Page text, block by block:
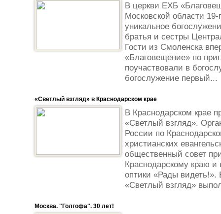
В церкви ЕХБ
Московской области
уникальное
братья и сестры
Гости из Смоленска
«Благовещение» по
поучаствовали в
богослужение первый...
«Светлый взгляд» в Краснодарском крае
В Краснодарском крае
«Светлый взгляд».
России по
христианских
общественный совет
Краснодарскому краю и
оптики «Рады видеть!».
«Светлый взгляд»
Москва. "Голгофа". 30 лет!